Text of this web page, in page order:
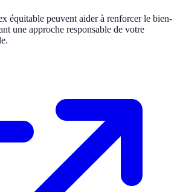
équitable peuvent aider à renforcer le bien-
une approche responsable de votre